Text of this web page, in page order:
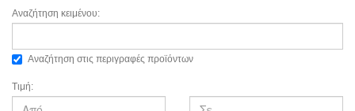
Αναζήτηση κειμένου:
Αναζήτηση στις περιγραφές προϊόντων
Τιμή: